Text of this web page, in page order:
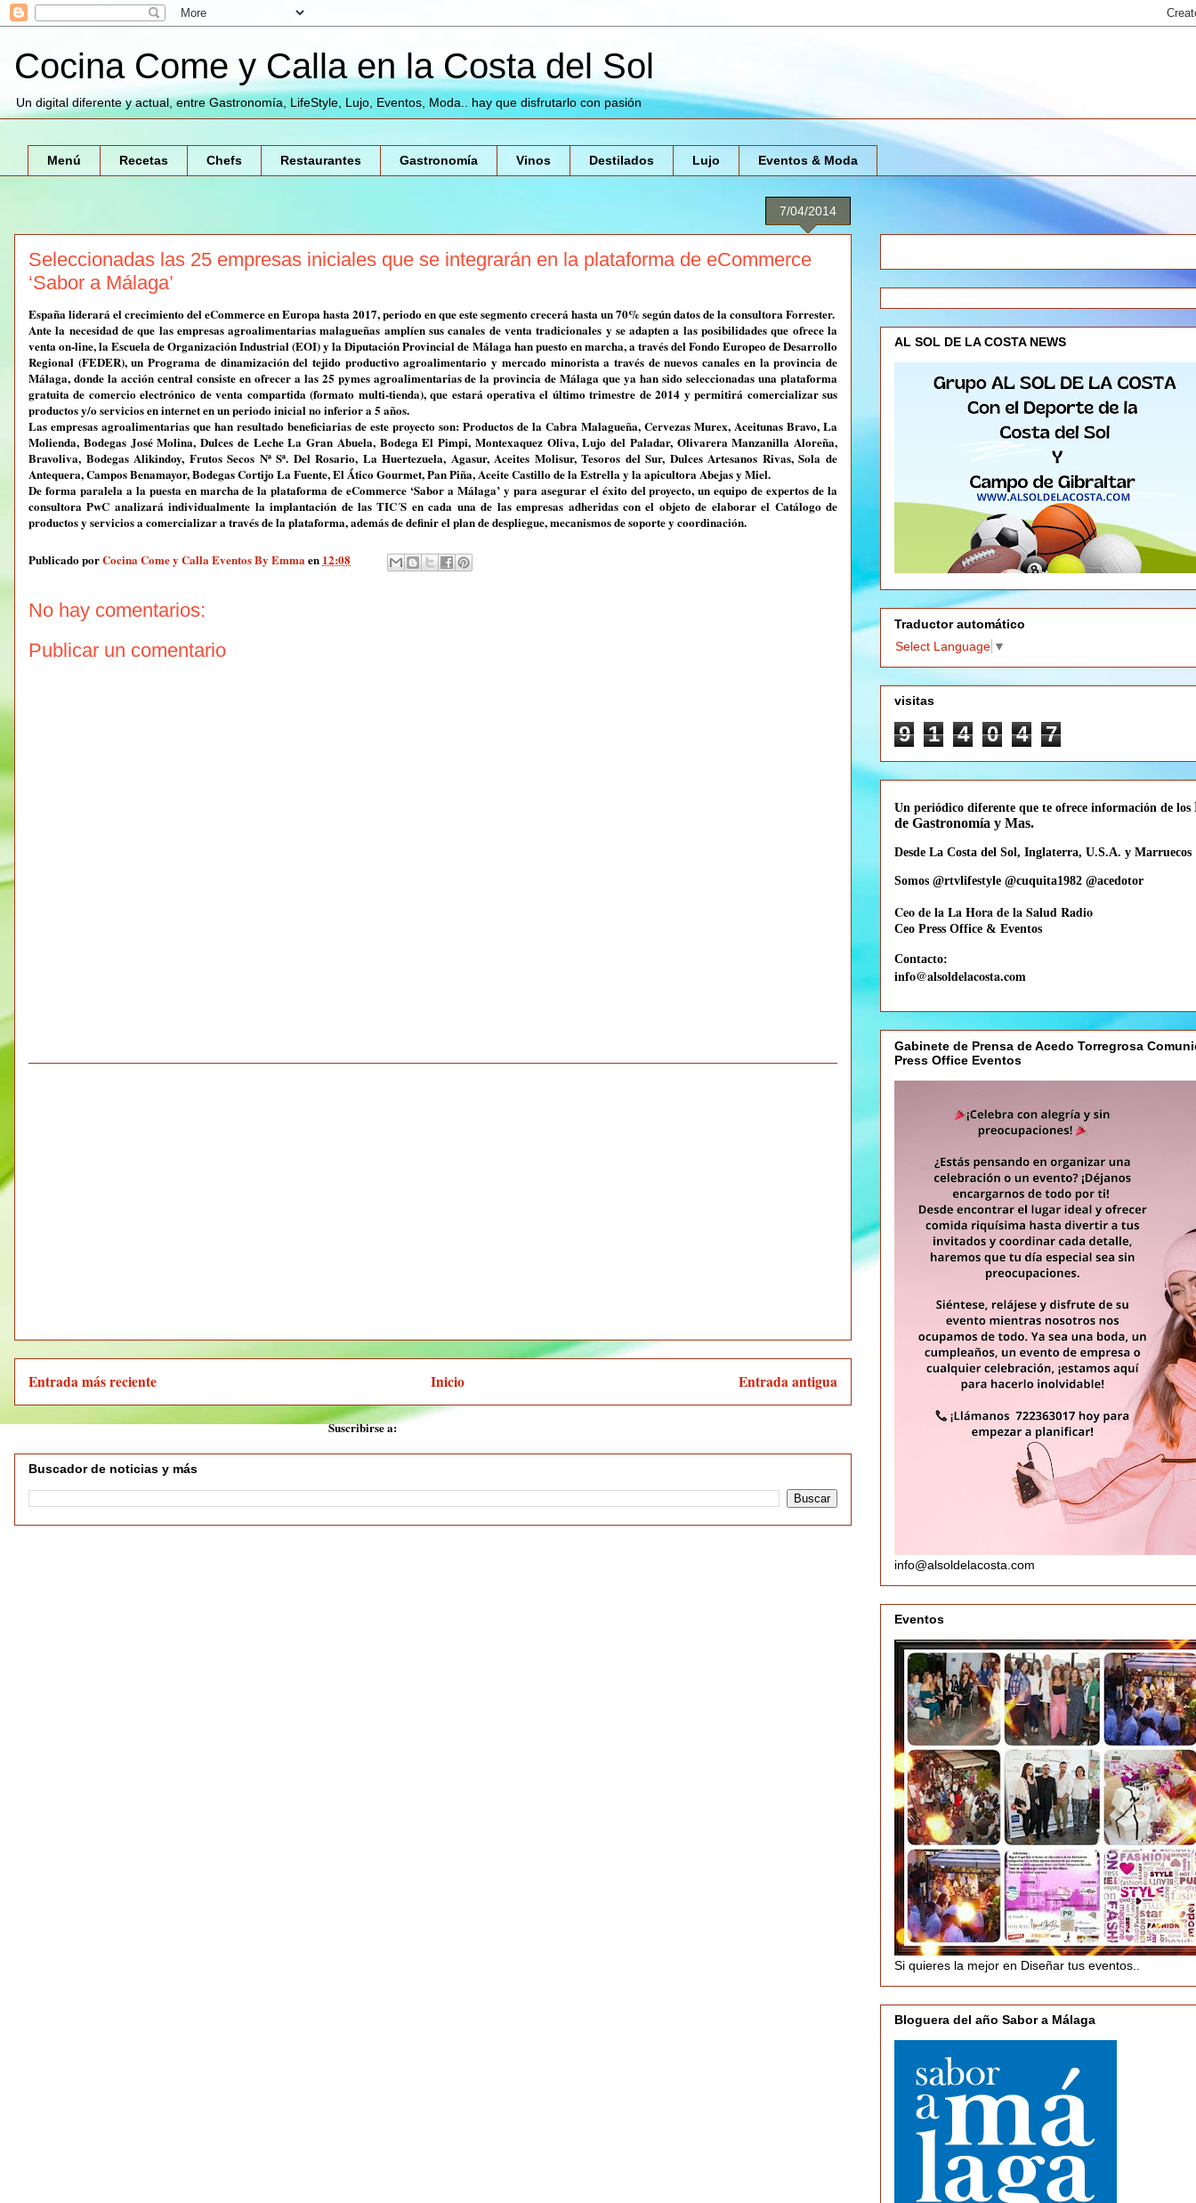
Cocina Come y Calla en la Costa del Sol
Un digital diferente y actual, entre Gastronomía, LifeStyle, Lujo, Eventos, Moda.. hay que disfrutarlo con pasión
Menú Recetas Chefs Restaurantes Gastronomía Vinos Destilados Lujo Eventos & Moda
7/04/2014
Seleccionadas las 25 empresas iniciales que se integrarán en la plataforma de eCommerce
‘Sabor a Málaga’
España liderará el crecimiento del eCommerce en Europa hasta 2017, periodo en que este segmento crecerá hasta un 70% según datos de la consultora Forrester.
Ante la necesidad de que las empresas agroalimentarias malagueñas amplíen sus canales de venta tradicionales y se adapten a las posibilidades que ofrece la
venta on-line, la Escuela de Organización Industrial (EOI) y la Diputación Provincial de Málaga han puesto en marcha, a través del Fondo Europeo de Desarrollo
Regional (FEDER), un Programa de dinamización del tejido productivo agroalimentario y mercado minorista a través de nuevos canales en la provincia de
Málaga, donde la acción central consiste en ofrecer a las 25 pymes agroalimentarias de la provincia de Málaga que ya han sido seleccionadas una plataforma
gratuita de comercio electrónico de venta compartida (formato multi-tienda), que estará operativa el último trimestre de 2014 y permitirá comercializar sus
productos y/o servicios en internet en un periodo inicial no inferior a 5 años.
Las empresas agroalimentarias que han resultado beneficiarias de este proyecto son: Productos de la Cabra Malagueña, Cervezas Murex, Aceitunas Bravo, La
Molienda, Bodegas José Molina, Dulces de Leche La Gran Abuela, Bodega El Pimpi, Montexaquez Oliva, Lujo del Paladar, Olivarera Manzanilla Aloreña,
Bravoliva, Bodegas Alikindoy, Frutos Secos Nª Sª. Del Rosario, La Huertezuela, Agasur, Aceites Molisur, Tesoros del Sur, Dulces Artesanos Rivas, Sola de
Antequera, Campos Benamayor, Bodegas Cortijo La Fuente, El Ático Gourmet, Pan Piña, Aceite Castillo de la Estrella y la apicultora Abejas y Miel.
De forma paralela a la puesta en marcha de la plataforma de eCommerce ‘Sabor a Málaga’ y para asegurar el éxito del proyecto, un equipo de expertos de la
consultora PwC analizará individualmente la implantación de las TIC´S en cada una de las empresas adheridas con el objeto de elaborar el Catálogo de
productos y servicios a comercializar a través de la plataforma, además de definir el plan de despliegue, mecanismos de soporte y coordinación.
Publicado porCocina Come y Calla Eventos By Emmaen 12:08
No hay comentarios:
Publicar un comentario
Entrada más reciente Entrada antigua
Inicio
Suscribirse a:Enviar comentarios (Atom)
Buscador de noticias y más
AL SOL DE LA COSTA NEWS
Traductor automático
Select Language ▼
visitas
9 1 4 0 4 7
Un periódico diferente que te ofrece información de los
de Gastronomía y Mas.
Desde La Costa del Sol, Inglaterra, U.S.A. y Marruecos
Somos @rtvlifestyle @cuquita1982 @acedotor
Ceo de la La Hora de la Salud Radio
Ceo Press Office & Eventos
Contacto:
info@alsoldelacosta.com
Gabinete de Prensa de Acedo Torregrosa
Press Office Eventos
info@alsoldelacosta.com
Eventos
Si quieres la mejor en Diseñar tus eventos..
Bloguera del año Sabor a Málaga